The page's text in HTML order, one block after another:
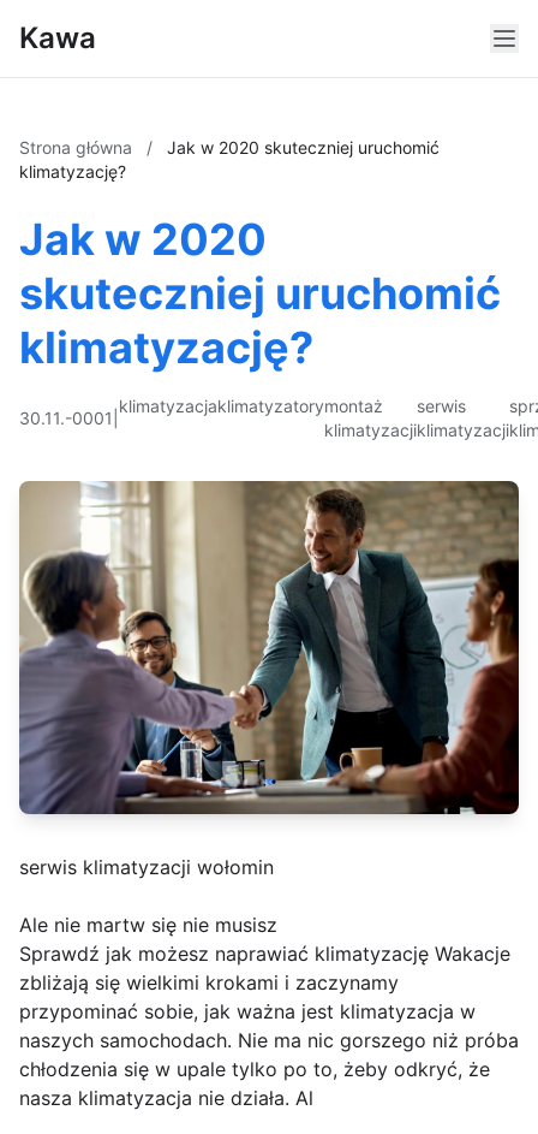
Kawa
Strona główna /
Jak w 2020 skuteczniej uruchomić
klimatyzację?
Jak w 2020
skuteczniej uruchomić
klimatyzację?
30.11.-0001
klimatyzacjaklimatyzatorymontaż
klimatyzacji
serwis
klimatyzacji
serwis klimatyzacji wołomin
Ale nie martw się nie musisz
Sprawdź jak możesz naprawiać klimatyzację Wakacje
zbliżają się wielkimi krokami i zaczynamy
przypominać sobie, jak ważna jest klimatyzacja w
naszych samochodach. Nie ma nic gorszego niż próba
chłodzenia się w upale tylko po to, żeby odkryć, że
nasza klimatyzacja nie działa. Al